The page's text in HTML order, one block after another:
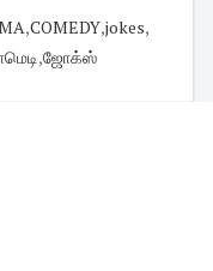
,COMEDY,jokes,
,ஜோக்ஸ்